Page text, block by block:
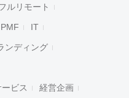
ルリモート
PMF IT
ンディング
ビス 経営企画